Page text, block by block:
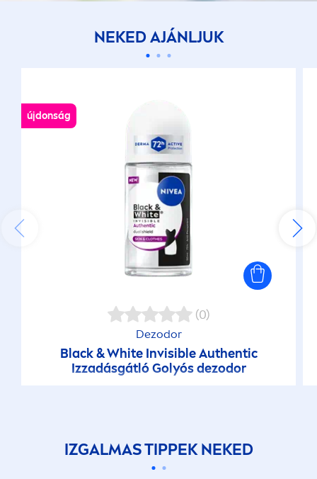
NEKED AJÁNLJUK
újdonság
(0)
Dezodor
Black&WhiteInvisible Authentic
Izzadásgátló Golyós dezodor
IZGALMAS TIPPEK NEKED